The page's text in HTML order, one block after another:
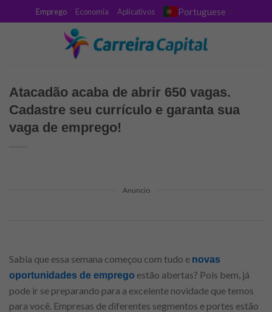
to
Emprego Economia Aplicativos Portuguese ▼
Atacadão acaba de abrir 650 vagas.
Cadastre seu currículo e garanta sua
vaga de emprego!
Anuncio
Sabia que essa semana começou com tudo e novas
oportunidades de emprego estão abertas? Pois bem, já
pode ir se preparando para a excelente novidade que temos
para você. Empresas de diferentes segmentos e portes estão